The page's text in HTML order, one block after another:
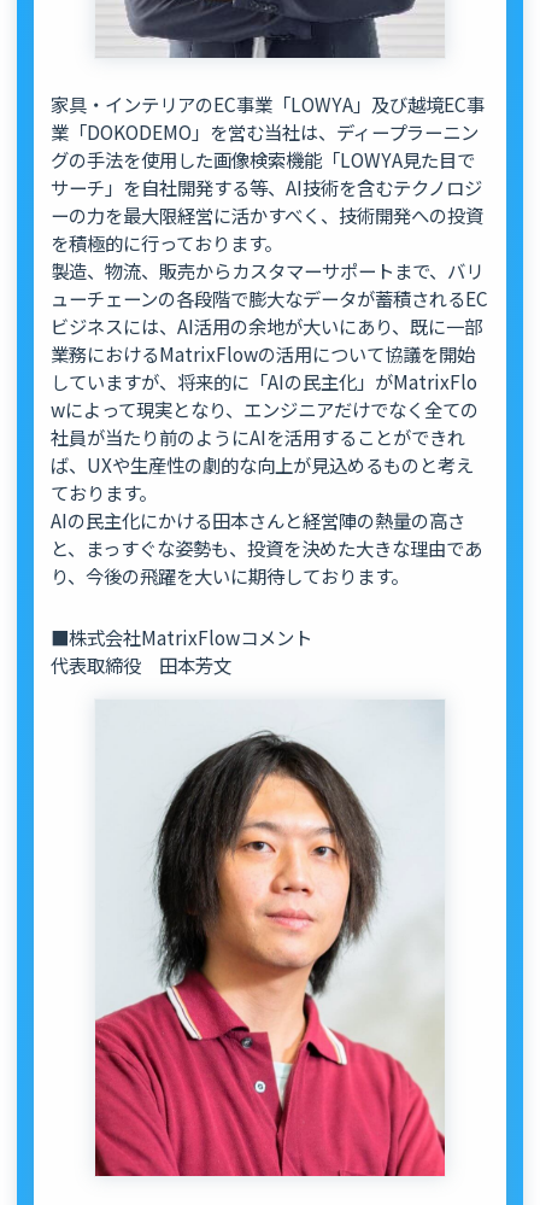
家具・インテリアのEC事業「LOWYA」及び越境EC事
業「DOKODEMO」を営む当社は、ディープラーニン
グの手法を使用した画像検索機能「LOWYA見た目で
サーチ」を自社開発する等、AI技術を含むテクノロジ
ーの力を最大限経営に活かすべく、技術開発への投資
を積極的に行っております。
製造、物流、販売からカスタマーサポートまで、バリ
ューチェーンの各段階で膨大なデータが蓄積されるEC
ビジネスには、AI活用の余地が大いにあり、既に一部
業務におけるMatrixFlowの活用について協議を開始
していますが、将来的に「AIの民主化」がMatrixFlo
wによって現実となり、エンジニアだけでなく全ての
社員が当たり前のようにAIを活用することができれ
ば、UXや生産性の劇的な向上が見込めるものと考え
ております。
AIの民主化にかける田本さんと経営陣の熱量の高さ
と、まっすぐな姿勢も、投資を決めた大きな理由であ
り、今後の飛躍を大いに期待しております。
■株式会社MatrixFlowコメント
代表取締役 田本芳文